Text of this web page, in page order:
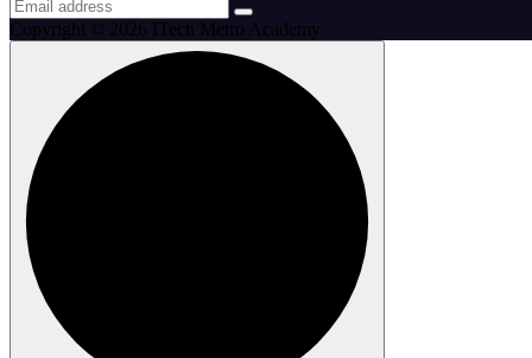
Copyright © 2026 ITech Metro Academy